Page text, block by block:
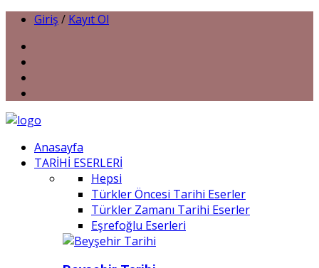
Giriş / Kayıt Ol
Anasayfa
TARİHİ ESERLERİ
Hepsi
Türkler Öncesi Tarihi Eserler
Türkler Zamanı Tarihi Eserler
Eşrefoğlu Eserleri